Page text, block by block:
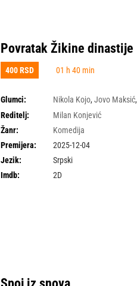
Povratak Žikine dinastije
400 RSD 01 h 40 min
Glumci: Nikola Kojo, Jovo Maksić,
Videnović
Slobodan Boda Ninković
Reditelj:
Milan Konjević
Žanr:
Komedija
Premijera:
2025-12-04
Jezik:
Srpski
Imdb:
2D